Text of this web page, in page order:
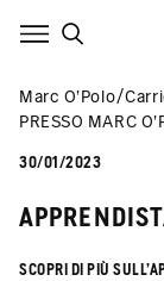
Marc O’Polo
PRESSO MARC
30/01/2023
SCOPRI DI PIÙ